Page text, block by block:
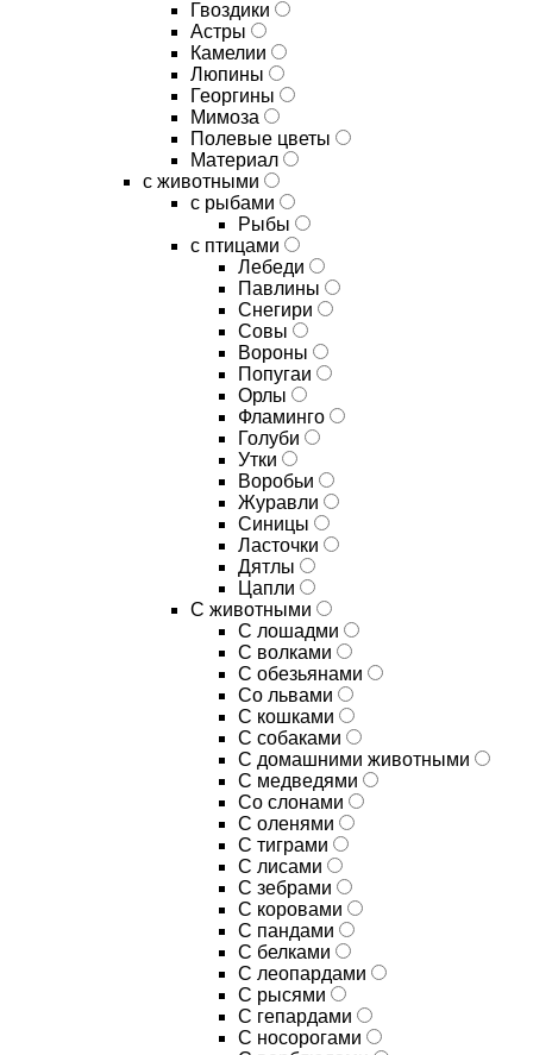
Гвоздики
Астры
Камелии
Люпины
Георгины
Мимоза
Полевые цветы
Материал
с животными
с рыбами
Рыбы
с птицами
Лебеди
Павлины
Снегири
Совы
Вороны
Попугаи
Орлы
Фламинго
Голуби
Утки
Воробьи
Журавли
Синицы
Ласточки
Дятлы
Цапли
С животными
С лошадми
С волками
С обезьянами
Со львами
С кошками
С собаками
С домашними животными
С медведями
Со слонами
С оленями
С тиграми
С лисами
С зебрами
С коровами
С пандами
С белками
С леопардами
С рысями
С гепардами
С носорогами